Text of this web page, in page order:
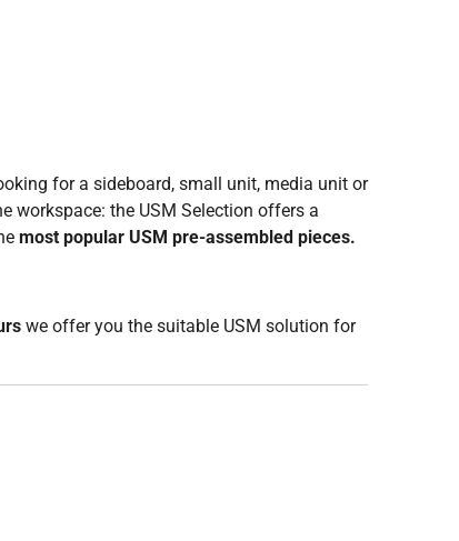
for a sideboard, small unit, media unit or
workspace: the USM Selection offers a
most popular USM pre-assembled pieces.
we offer you the suitable USM solution for